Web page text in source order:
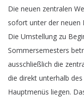
Die neuen zentralen
sofort unter der neuen
Die Umstellung zu
Sommersemesters
ausschließlich die
die direkt unterhalb des
Hauptmenüs liegen.